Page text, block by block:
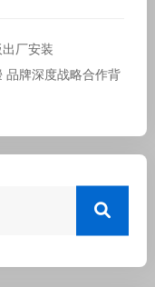
出厂安装
品牌深度战略合作背